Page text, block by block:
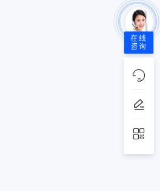
在线
咨询